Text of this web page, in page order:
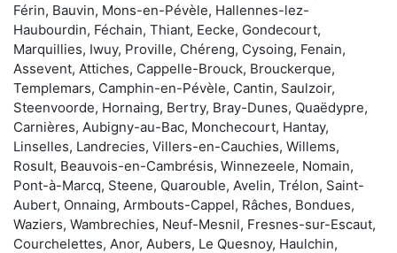
Férin, Bauvin, Mons-en-Pévèle, Hallennes-lez-
Haubourdin, Féchain, Thiant, Eecke, Gondecourt,
Marquillies, Iwuy, Proville, Chéreng, Cysoing, Fenain,
Assevent, Attiches, Cappelle-Brouck, Brouckerque,
Templemars, Camphin-en-Pévèle, Cantin, Saulzoir,
Steenvoorde, Hornaing, Bertry, Bray-Dunes, Quaëdypre,
Carnières, Aubigny-au-Bac, Monchecourt, Hantay,
Linselles, Landrecies, Villers-en-Cauchies, Willems,
Rosult, Beauvois-en-Cambrésis, Winnezeele, Nomain,
Pont-à-Marcq, Steene, Quarouble, Avelin, Trélon, Saint-
Aubert, Onnaing, Armbouts-Cappel, Râches, Bondues,
Waziers, Wambrechies, Neuf-Mesnil, Fresnes-sur-Escaut,
Courchelettes, Anor, Aubers, Le Quesnoy, Haulchin,